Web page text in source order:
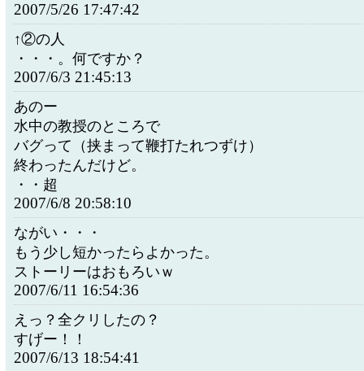
2007/5/26 17:47:42
↑②の人
・・・。何ですか？
2007/6/3 21:45:13
あのー
水中の教授のところで
バグって（挟まって鞭打たれつずけ）
終わったんだけど。
・・超
2007/6/8 20:58:10
ながい・・・
もう少し短かったらよかった。
ストーリーはおもろいｗ
2007/6/11 16:54:36
えっ？全クリしたの？
すげー！！
2007/6/13 18:54:41